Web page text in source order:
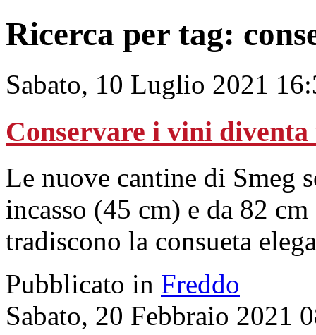
Ricerca per tag:
Sabato, 10 Luglio 2021
Conservare i vini
Le nuove cantine di Smeg
incasso (45 cm) e da 82
tradiscono la consueta
Pubblicato in Freddo
Sabato, 20 Febbraio 2021